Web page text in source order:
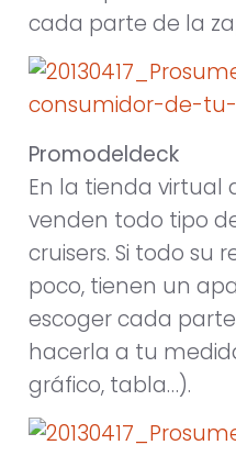
cada parte de la
Promodeldeck
En la tienda virtual
venden todo tipo
cruisers. Si todo su
poco, tienen un
escoger cada
hacerla a tu
gráfico, tabla…).